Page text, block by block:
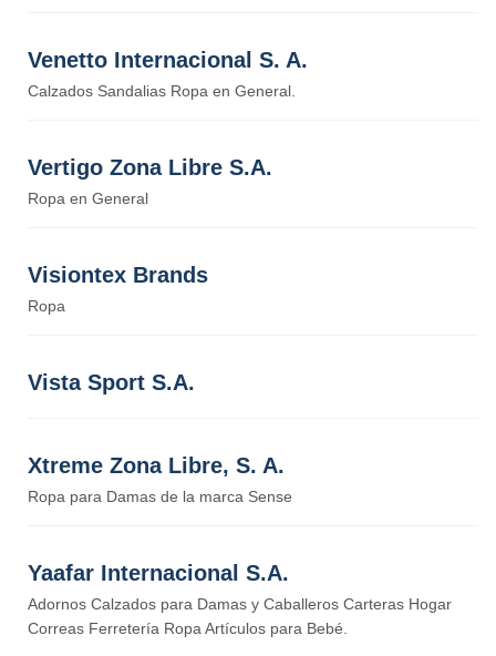
Venetto Internacional S. A.
Calzados Sandalias Ropa en General.
Vertigo Zona Libre S.A.
Ropa en General
Visiontex Brands
Ropa
Vista Sport S.A.
Xtreme Zona Libre, S. A.
Ropa para Damas de la marca Sense
Yaafar Internacional S.A.
Adornos Calzados para Damas y Caballeros Carteras Hogar
Correas Ferretería Ropa Artículos para Bebé.